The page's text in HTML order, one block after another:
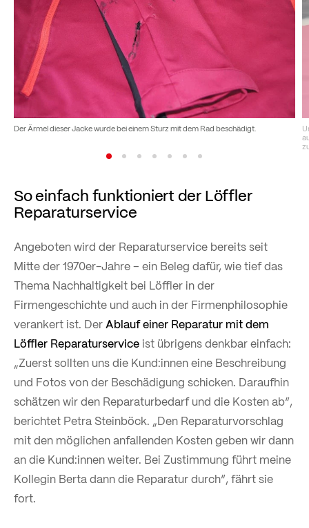
Der Ärmel dieser Jacke wurde bei einem Sturz mit dem Rad beschädigt.
So einfach funktioniert der Löffler
Reparaturservice
Angeboten wird der Reparaturservice bereits seit
Mitte der 1970er-Jahre – ein Beleg dafür, wie tief das
Thema Nachhaltigkeit bei Löffler in der
Firmengeschichte und auch in der Firmenphilosophie
verankert ist. DerAblauf einer Reparatur mit dem
Löffler Reparaturservice ist übrigens denkbar einfach:
„Zuerst sollten uns die Kund:innen eine Beschreibung
und Fotos von der Beschädigung schicken. Daraufhin
schätzen wir den Reparaturbedarf und die Kosten ab“,
berichtet Petra Steinböck. „Den Reparaturvorschlag
mit den möglichen anfallenden Kosten geben wir dann
an die Kund:innen weiter. Bei Zustimmung führt meine
Kollegin Berta dann die Reparatur durch“, fährt sie
fort.